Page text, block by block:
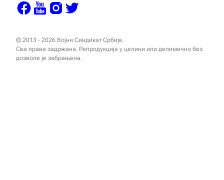
© 2013 - 2026 Војни Синдикат Србије.
Сва права задржана. Репродукција у целини или делимично без
дозволе је забрањена.